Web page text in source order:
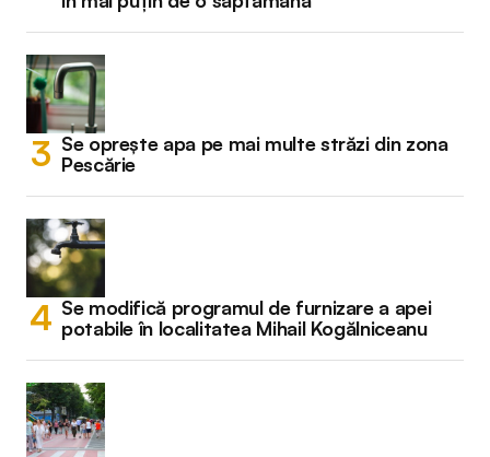
Se oprește apa pe mai multe străzi din zona
Pescărie
Se modifică programul de furnizare a apei
potabile în localitatea Mihail Kogălniceanu